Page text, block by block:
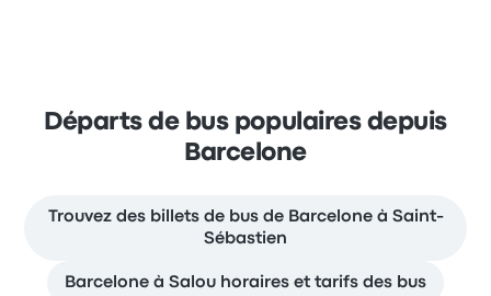
Départs de bus populaires depuis
Barcelone
Trouvez des billets de bus de Barcelone à Saint-
Sébastien
Barcelone à Salou horaires et tarifs des bus